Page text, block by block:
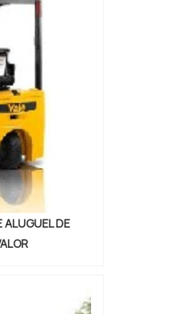
a garantir a
ser...
ALUGUEL DE